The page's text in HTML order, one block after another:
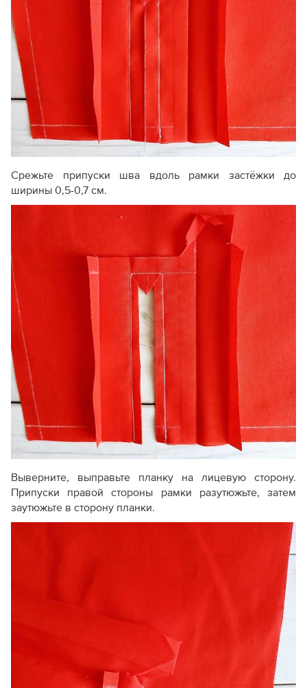
Срежьте припуски шва вдоль рамки застёжки до
ширины 0,5-0,7 см.
Выверните, выправьте планку на лицевую сторону.
Припуски правой стороны рамки разутюжьте, затем
заутюжьте в сторону планки.